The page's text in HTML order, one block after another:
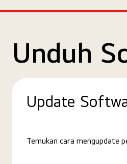
Unduh
Update
Temukan cara mengupdate